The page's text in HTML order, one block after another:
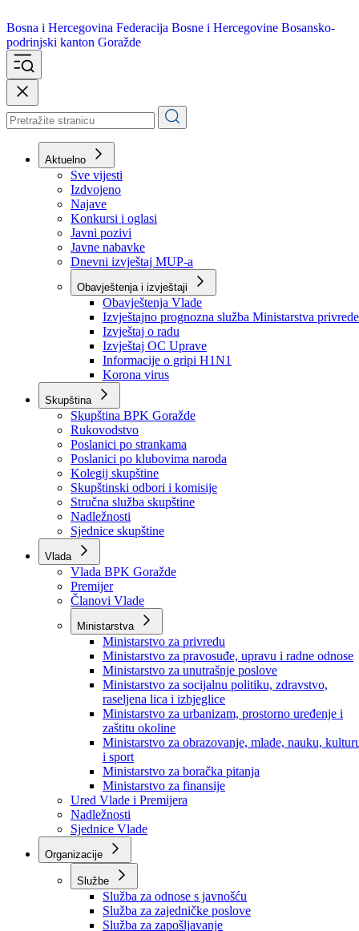
Bosna i Hercegovina
podrinjski kanton Goražde
Aktuelno
Sve vijesti
Izdvojeno
Najave
Konkursi i oglasi
Javni pozivi
Javne nabavke
Dnevni izvještaj MUP-a
Obavještenja i izvještaji
Obavještenja Vlade
Izvještajno prognozna služba Ministarstva privrede
Izvještaj o radu
Izvještaj OC Uprave
Informacije o gripi H1N1
Korona virus
Skupština
Skupština BPK Goražde
Rukovodstvo
Poslanici po strankama
Poslanici po klubovima naroda
Kolegij skupštine
Skupštinski odbori i komisije
Stručna služba skupštine
Nadležnosti
Sjednice skupštine
Vlada
Vlada BPK Goražde
Premijer
Članovi Vlade
Ministarstva
Ministarstvo za privredu
Ministarstvo za pravosuđe, upravu i radne odnose
Ministarstvo za unutrašnje poslove
Ministarstvo za socijalnu politiku, zdravstvo,
raseljena lica i izbjeglice
Ministarstvo za urbanizam, prostorno uređenje i
zaštitu okoline
Ministarstvo za obrazovanje, mlade, nauku,
i sport
Ministarstvo za boračka pitanja
Ministarstvo za finansije
Ured Vlade i Premijera
Nadležnosti
Sjednice Vlade
Organizacije
Službe